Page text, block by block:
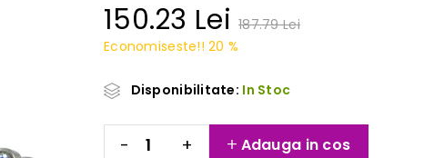
150.23 Lei187.79 Lei
Economiseste!! 20 %
Disponibilitate: In Stoc
- + Adauga in cos